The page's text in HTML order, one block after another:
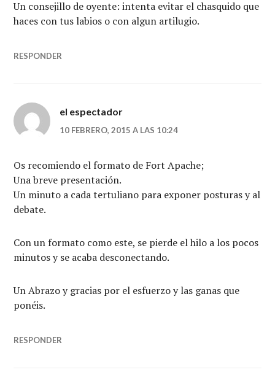
Un consejillo de oyente: intenta evitar el chasquido que
haces con tus labios o con algun artilugio.
RESPONDER
el espectador
10 FEBRERO, 2015 A LAS 10:24
Os recomiendo el formato de Fort Apache;
Una breve presentación.
Un minuto a cada tertuliano para exponer posturas y al
debate.
Con un formato como este, se pierde el hilo a los pocos
minutos y se acaba desconectando.
Un Abrazo y gracias por el esfuerzo y las ganas que
ponéis.
RESPONDER